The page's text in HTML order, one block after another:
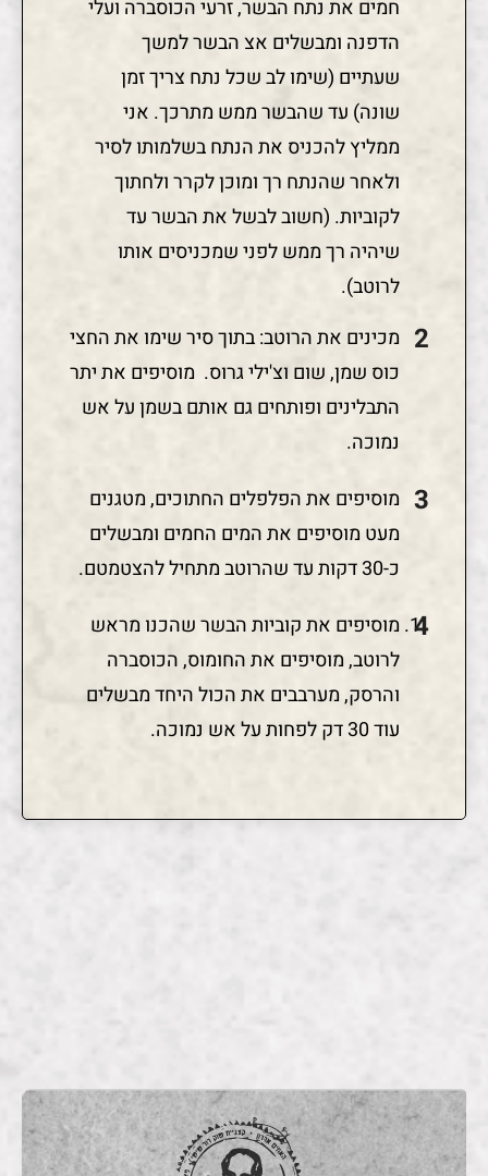
חמים את נתח הבשר, זרעי הכוסברה ועלי
הדפנה ומבשלים אצ הבשר למשך
שעתיים (שימו לב שכל נתח צריך זמן
שונה) עד שהבשר ממש מתרכך. אני
ממליץ להכניס את הנתח בשלמותו לסיר
ולאחר שהנתח רך ומוכן לקרר ולחתוך
לקוביות. (חשוב לבשל את הבשר עד
שיהיה רך ממש לפני שמכניסים אותו
לרוטב).
מכינים את הרוטב: בתוך סיר שימו את החצי
כוס שמן, שום וצ'ילי גרוס. מוסיפים את יתר
התבלינים ופותחים גם אותם בשמן על אש
נמוכה.
מוסיפים את הפלפלים החתוכים, מטגנים
מעט מוסיפים את המים החמים ומבשלים
כ-30 דקות עד שהרוטב מתחיל להצטמטם.
מוסיפים את קוביות הבשר שהכנו מראש
לרוטב, מוסיפים את החומוס, הכוסברה
והרסק, מערבבים את הכול היחד מבשלים
עוד 30 דק לפחות על אש נמוכה.